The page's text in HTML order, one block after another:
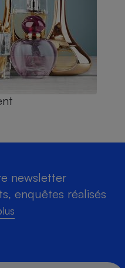
newsletter
enquêtes réalisés